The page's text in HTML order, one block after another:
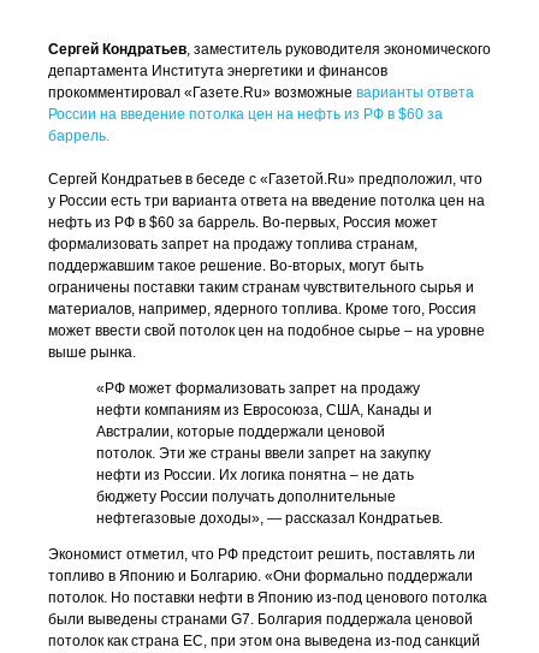
Сергей Кондратьев, заместитель руководителя экономического
департамента Института энергетики и финансов
прокомментировал «Газете.Ru» возможные варианты ответа
России на введение потолка цен на нефть из РФ в $60 за
баррель.
Сергей Кондратьев в беседе с «Газетой.Ru» предположил, что
у России есть три варианта ответа на введение потолка цен на
нефть из РФ в $60 за баррель. Во-первых, Россия может
формализовать запрет на продажу топлива странам,
поддержавшим такое решение. Во-вторых, могут быть
ограничены поставки таким странам чувствительного сырья и
материалов, например, ядерного топлива. Кроме того, Россия
может ввести свой потолок цен на подобное сырье – на уровне
выше рынка.
«РФ может формализовать запрет на продажу
нефти компаниям из Евросоюза, США, Канады и
Австралии, которые поддержали ценовой
потолок. Эти же страны ввели запрет на закупку
нефти из России. Их логика понятна – не дать
бюджету России получать дополнительные
нефтегазовые доходы», — рассказал Кондратьев.
Экономист отметил, что РФ предстоит решить, поставлять ли
топливо в Японию и Болгарию. «Они формально поддержали
потолок. Но поставки нефти в Японию из-под ценового потолка
были выведены странами G7. Болгария поддержала ценовой
потолок как страна ЕС, при этом она выведена из-под санкций